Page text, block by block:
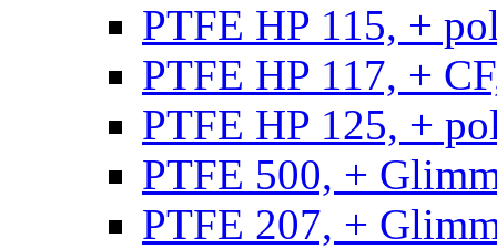
PTFE HP 115, +
PTFE HP 117, +
PTFE HP 125, +
PTFE 500, +
PTFE 207, +